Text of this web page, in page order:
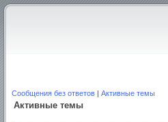
Сообщения без ответов | Активные темы
Активные темы